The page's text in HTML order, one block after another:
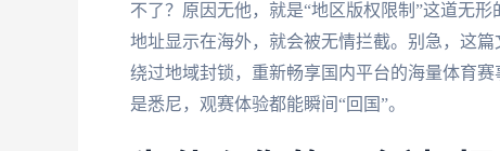
不了？原因无他，就是“地区版权限制”这道无
地址显示在海外，就会被无情拦截。别急，这
绕过地域封锁，重新畅享国内平台的海量体育
是悉尼，观赛体验都能瞬间“回国”。